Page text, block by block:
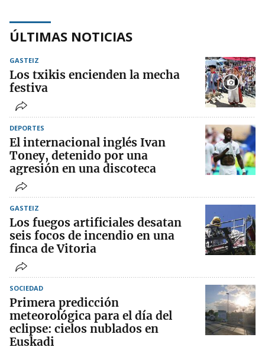
ÚLTIMAS NOTICIAS
GASTEIZ
Los txikis encienden la mecha
festiva
DEPORTES
El internacional inglés Ivan
Toney, detenido por una
agresión en una discoteca
GASTEIZ
Los fuegos artificiales desatan
seis focos de incendio en una
finca de Vitoria
SOCIEDAD
Primera predicción
meteorológica para el día del
eclipse: cielos nublados en
Euskadi